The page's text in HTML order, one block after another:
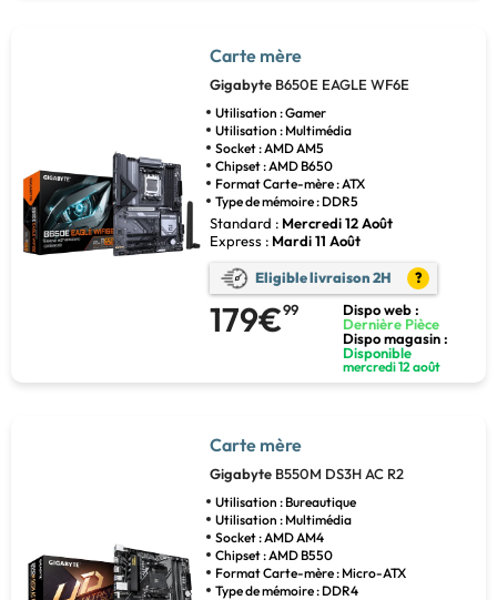
Carte mère
Gigabyte B650E EAGLE WF6E
Utilisation : Gamer
Utilisation : Multimédia
Socket : AMD AM5
Chipset : AMD B650
Format Carte-mère : ATX
Type de mémoire : DDR5
Standard : Mercredi 12 Août
Express : Mardi 11 Août
Eligible livraison 2H ?
179€99
Dispo web :
Dernière Pièce
Dispo magasin :
Disponible
mercredi 12 août
Carte mère
Gigabyte B550M DS3H AC R2
Utilisation : Bureautique
Utilisation : Multimédia
Socket : AMD AM4
Chipset : AMD B550
Format Carte-mère : Micro-ATX
Type de mémoire : DDR4